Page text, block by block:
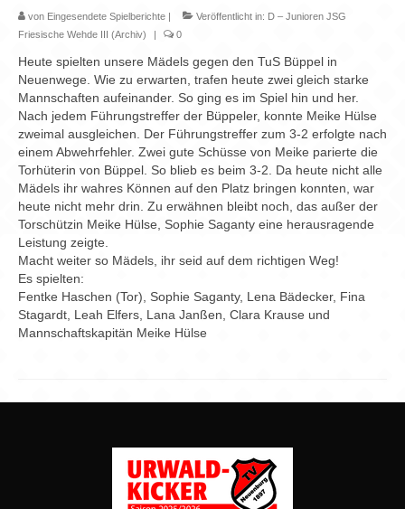
Sponsoren
Chronik
Archiv
von Eingesendete Spielberichte | Veröffentlicht in: D – Junioren JSG
Friesische Wehde III (Archiv)
| 0
Heute spielten unsere Mädels gegen den TuS Büppel in
Neuenwege. Wie zu erwarten, trafen heute zwei gleich starke
Mannschaften aufeinander. So ging es im Spiel hin und her.
Nach jedem Führungstreffer der Büppeler, konnte Meike Hülse
zweimal ausgleichen. Der Führungstreffer zum 3-2 erfolgte nach
einem Abwehrfehler. Zwei gute Schüsse von Meike parierte die
Torhüterin von Büppel. So blieb es beim 3-2. Da heute nicht alle
Mädels ihr wahres Können auf den Platz bringen konnten, war
heute nicht mehr drin. Zu erwähnen bleibt noch, das außer der
Torschützin Meike Hülse, Sophie Saganty eine herausragende
Leistung zeigte.
Macht weiter so Mädels, ihr seid auf dem richtigen Weg!
Es spielten:
Fentke Haschen (Tor), Sophie Saganty, Lena Bädecker, Fina
Stagardt, Leah Elfers, Lana Janßen, Clara Krause und
Mannschaftskapitän Meike Hülse